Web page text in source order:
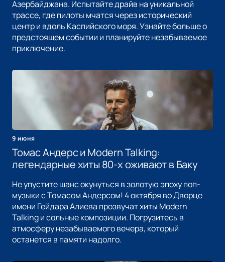
Азербайджана. Испытайте драйв на уникальной
трассе, где пилоты мчатся через исторический
центр и вдоль Каспийского моря. Узнайте больше о
предстоящем событии и планируйте незабываемое
приключение.
9 июня
Томас Андерс и Modern Talking:
легендарные хиты 80-х оживают в Баку
Не упустите шанс окунуться в золотую эпоху поп-
музыки с Томасом Андерсом! 4 октября во Дворце
имени Гейдара Алиева прозвучат хиты Modern
Talking и сольные композиции. Погрузитесь в
атмосферу незабываемого вечера, который
останется в памяти надолго.